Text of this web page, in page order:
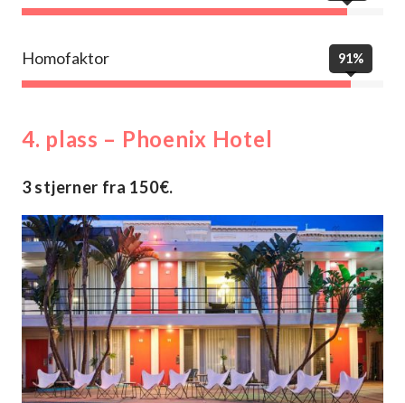
Homofaktor 91%
4. plass – Phoenix Hotel
3 stjerner fra 150€.